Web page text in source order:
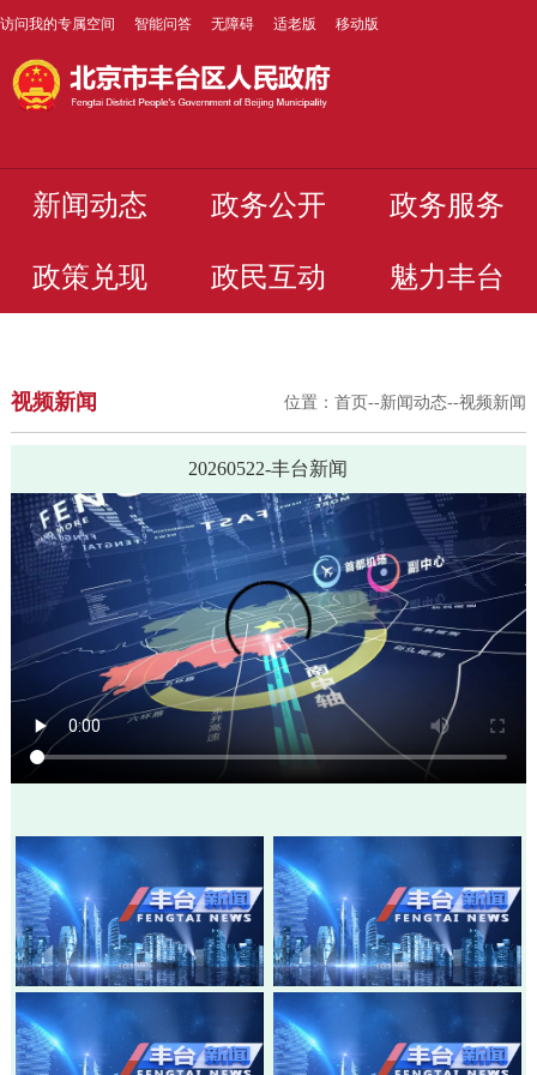
访问我的专属空间 智能问答 无障碍 适老版 移动版
新闻动态 政务公开 政务服务
政策兑现 政民互动 魅力丰台
视频新闻 位置：首页--新闻动态--视频新闻
20260522-丰台新闻
20260805-丰台新闻